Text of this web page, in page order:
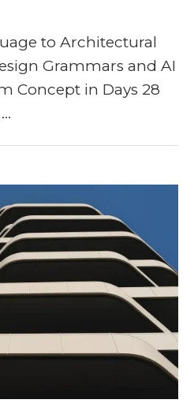
to Architectural
Grammars and AI
Concept in Days 28